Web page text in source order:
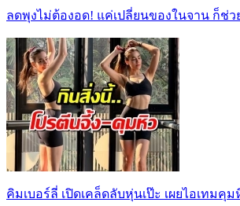
ลดพุงไม่ต้องอด! แค่เปลี่ยนของในจาน ก็ช่
คิมเบอร์ลี่ เปิดเคล็ดลับหุ่นเป๊ะ เผยไอเทมคุ